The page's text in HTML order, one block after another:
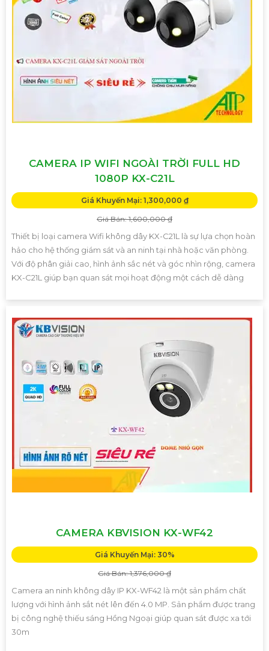
CAMERA IP WIFI NGOÀI TRỜI FULL HD
1080P KX-C21L
Giá Khuyến Mại: 1,300,000 ₫
Giá Bán: 1,600,000 ₫
Thiết bị loại camera Wifi không dây KX-C21L là sự lựa chọn hoàn
hảo cho hệ thống giám sát và an ninh tại nhà hoặc văn phòng.
Với độ phân giải cao, hình ảnh sắc nét và góc nhìn rộng, camera
KX-C21L giúp bạn quan sát mọi hoạt động một cách dễ dàng
CAMERA KBVISION KX-WF42
Giá Khuyến Mại: 30%
Giá Bán: 1,376,000 ₫
Camera an ninh không dây IP KX-WF42 là một sản phẩm chất
lượng với hình ảnh sắt nét lên đến 4.0 MP. Sản phẩm được trang
bị công nghệ thiếu sáng Hồng Ngoại giúp quan sát được xa tới
30m